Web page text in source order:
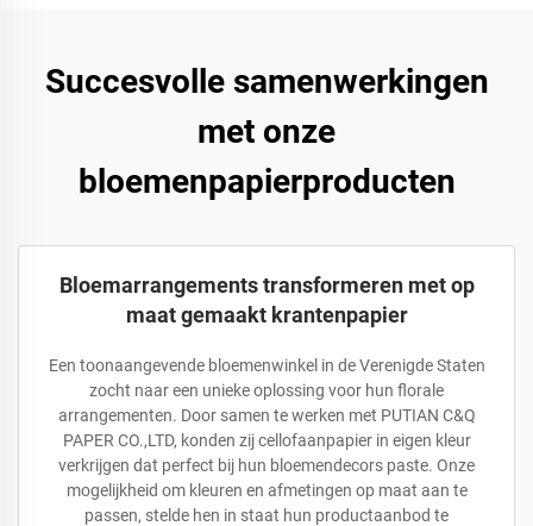
Succesvolle samenwerkingen
met onze
bloemenpapierproducten
Bloemarrangements transformeren met op
maat gemaakt krantenpapier
Een toonaangevende bloemenwinkel in de Verenigde Staten
zocht naar een unieke oplossing voor hun florale
arrangementen. Door samen te werken met PUTIAN C&Q
PAPER CO.,LTD, konden zij cellofaanpapier in eigen kleur
verkrijgen dat perfect bij hun bloemendecors paste. Onze
mogelijkheid om kleuren en afmetingen op maat aan te
passen, stelde hen in staat hun productaanbod te